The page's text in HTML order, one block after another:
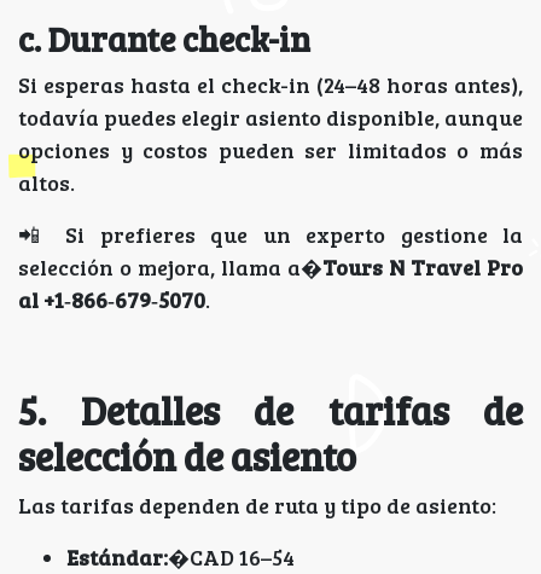
c. Durante check-in
Si esperas hasta el check-in (24–48 horas antes),
todavía puedes elegir asiento disponible, aunque
opciones y costos pueden ser limitados o más
altos.
📲 Si prefieres que un experto gestione la
selección o mejora, llama a�Tours N Travel Pro
al +1‑866‑679‑5070.
5. Detalles de tarifas de
selección de asiento
Las tarifas dependen de ruta y tipo de asiento:
Estándar:�CAD 16–54